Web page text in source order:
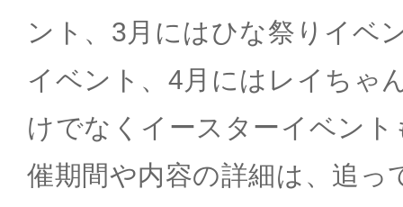
ント、3月にはひな祭りイベ
イベント、4月にはレイちゃ
けでなくイースターイベン
催期間や内容の詳細は、追っ